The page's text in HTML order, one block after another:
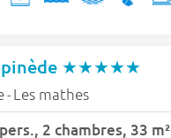
★★★★★
- Les mathes
2 chambres, 33 m²